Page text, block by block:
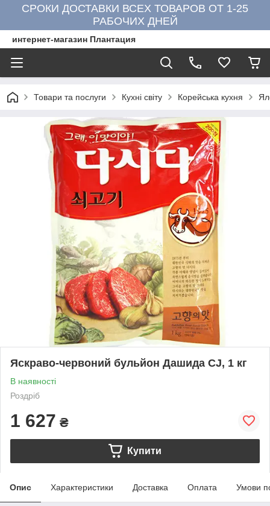
СРОКИ ДОСТАВКИ ВСЕХ ТОВАРОВ ОТ 1-25
РАБОЧИХ ДНЕЙ
интернет-магазин Плантация
Товари та послуги Кухні світу Корейська кухня
Яскраво-червоний бульйон Дашида CJ, 1 кг
В наявності
Роздріб
1 627 ₴
Купити
Опис Характеристики Доставка Оплата Умови